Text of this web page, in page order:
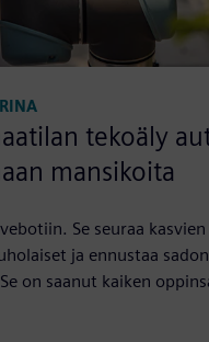
tekoäly
mansikoita
Se seuraa
ja ennustaa
on saanut kaiken